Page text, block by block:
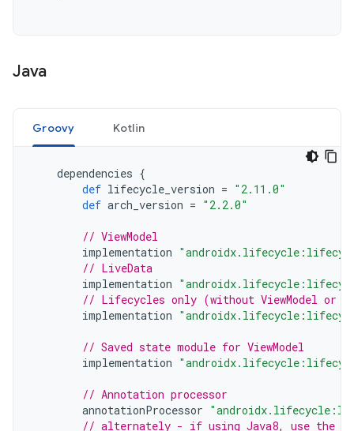
Java
Groovy Kotlin
dependencies {
def lifecycle_version = "2.11.0"
def arch_version = "2.2.0"
// ViewModel
implementation
// LiveData
implementation
// Lifecycles only (without ViewModel or
implementation
// Saved state module for ViewModel
implementation
// Annotation processor
annotationProcessor
// alternately - if using Java8, use the